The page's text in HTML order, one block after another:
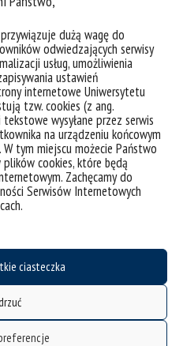
dużą wagę do
odwiedzających serwisy
usług, umożliwienia
ustawień
internetowe Uniwersytetu
tzw. cookies (z ang.
wysyłane przez serwis
na urządzeniu końcowym
tym miejscu możecie Państwo
cookies, które będą
Zachęcamy do
Serwisów Internetowych
ciasteczka